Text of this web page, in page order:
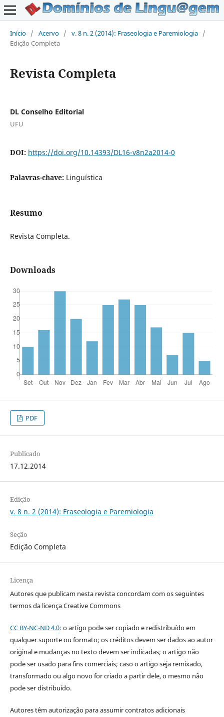
Início / Acervo / v. 8 n. 2 (2014): Fraseologia e Paremiologia /
Edição Completa
Revista Completa
DL Conselho Editorial
UFU
DOI: https://doi.org/10.14393/DL16-v8n2a2014-0
Palavras-chave: Linguística
Resumo
Revista Completa.
Downloads
PDF
Publicado
17.12.2014
Edição
v. 8 n. 2 (2014): Fraseologia e Paremiologia
Seção
Edição Completa
Licença
Autores que publicam nesta revista concordam com os seguintes
termos da licença Creative Commons
CC BY-NC-ND 4.0: o artigo pode ser copiado e redistribuído em
qualquer suporte ou formato; os créditos devem ser dados ao autor
original e mudanças no texto devem ser indicadas; o artigo não
pode ser usado para fins comerciais; caso o artigo seja remixado,
transformado ou algo novo for criado a partir dele, o mesmo não
pode ser distribuído.
Autores têm autorização para assumir contratos adicionais